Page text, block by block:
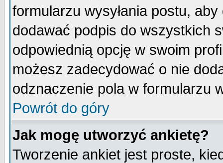
formularzu wysyłania postu,
dodawać podpis do wszystkich
odpowiednią opcję w swoim
możesz zadecydować o nie
odznaczenie pola w formularzu
Powrót do góry
Jak mogę utworzyć ankietę?
Tworzenie ankiet jest proste,